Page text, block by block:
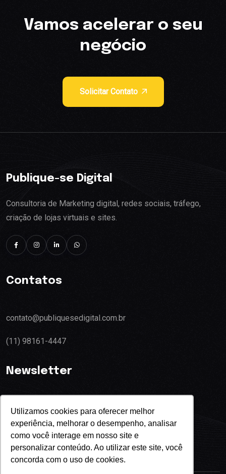
Utilizamos cookies para oferecer melhor
experiência, melhorar o desempenho, analisar
como você interage em nosso site e
personalizar conteúdo. Ao utilizar este site, você
concorda com o uso de cookies.
Vamos acelerar o seu
negócio
Solicitar Contato
Publique-se Digital
Consultoria de Marketing digital, redes sociais, tráfego,
criação de lojas virtuais e sites.
Contatos
contato@publiquesedigital.com.br
(11) 98161-4447
Newsletter
Eu concordo com o termos de privacidade